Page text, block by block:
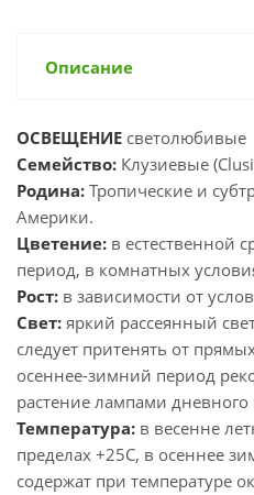
Описание
ОСВЕЩЕНИЕ светолюбивые
Семейство: Клузиевые
Родина: Тропические и
Америки.
Цветение: в естественной
период, в комнатных
Рост: в зависимости от
Свет: яркий рассеянный
следует притенять от
осеннее-зимний период
растение лампами дневного
Температура: в весенне
пределах +25С, в осеннее
содержат при температуре